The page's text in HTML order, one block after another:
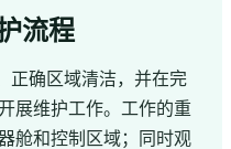
流程
正确区域清洁，并在完
展维护工作。工作的重
舱和控制区域；同时观